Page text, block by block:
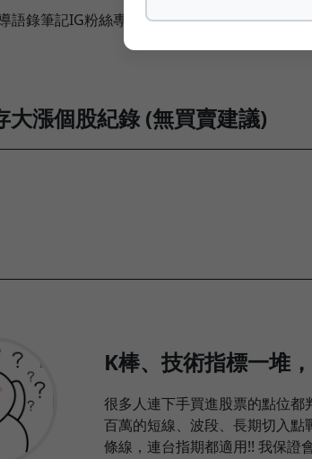
語錄筆記IG粉絲專頁(新創立，歡迎追蹤) >>點
大漲個股紀錄 (無買賣建議)
K棒、技術指標一堆
很多人連下手買進股票的點位
百萬的短線、波段、長期切入
條線，連台指期都適用!! 我保證